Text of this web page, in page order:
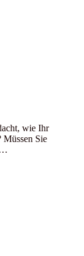
wie Ihr
Sie